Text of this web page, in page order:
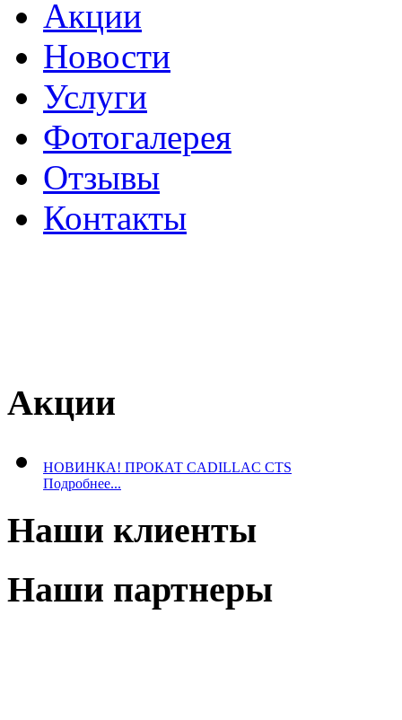
Акции
Новости
Услуги
Фотогалерея
Отзывы
­Контакты
Акции
НОВИНКА! ПРОКАТ CADILLAC CTS
Подробнее...
Наши клиенты
Наши партнеры